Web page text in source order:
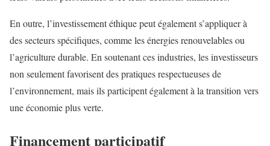
En outre, l’investissement éthique peut également s’appliquer à
des secteurs spécifiques, comme les énergies renouvelables ou
l’agriculture durable. En soutenant ces industries, les investisseurs
non seulement favorisent des pratiques respectueuses de
l’environnement, mais ils participent également à la transition vers
une économie plus verte.
Financement participatif